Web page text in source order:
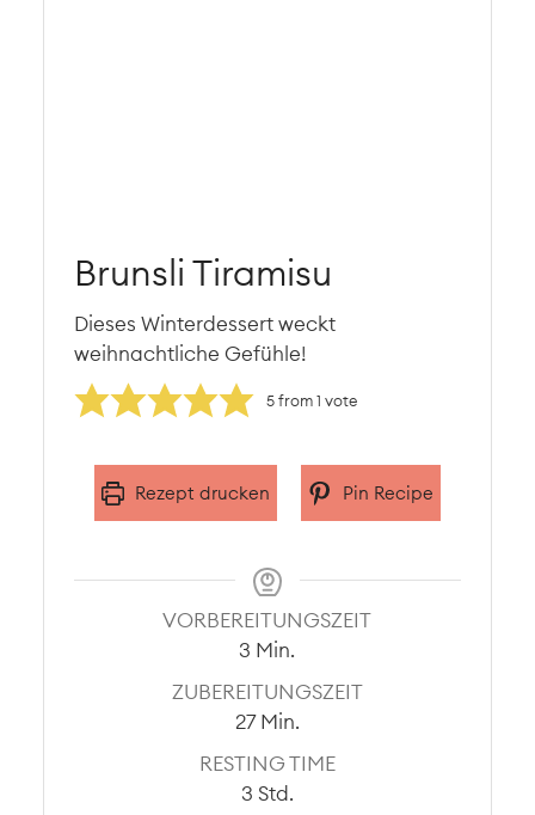
Brunsli Tiramisu
Dieses Winterdessert weckt
weihnachtliche Gefühle!
5from 1 vote
Rezept drucken Pin Recipe
VORBEREITUNGSZEIT
3 Minuten
Min.
ZUBEREITUNGSZEIT
27Minuten
Min.
RESTING TIME
3Stunden
Std.